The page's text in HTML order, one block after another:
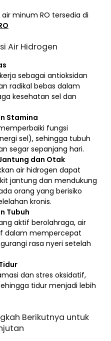
minum RO tersedia di
Air Hidrogen
sebagai antioksidan
radikal bebas dalam
kesehatan sel dan
Stamina
fungsi
sel), sehingga tubuh
segar sepanjang hari.
dan Otak
air hidrogen dapat
jantung dan mendukung
orang yang berisiko
kronis.
Tubuh
aktif berolahraga, air
dalam mempercepat
rasa nyeri setelah
dan stres oksidatif,
tidur menjadi lebih
Berikutnya untuk